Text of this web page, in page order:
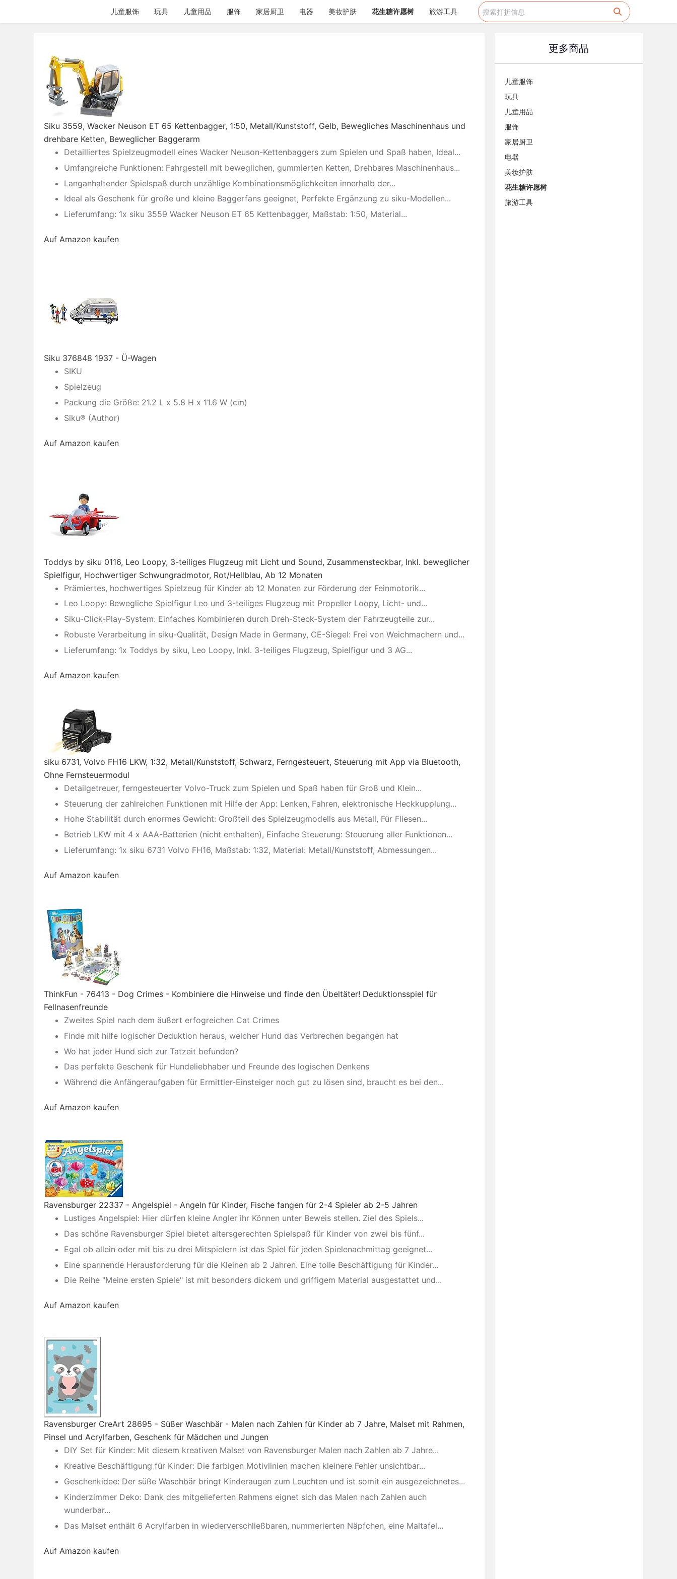
儿童服饰 玩具 儿童用品 服饰 家居厨卫 电器 美妆护肤 花生糖许愿树 旅游工具
Siku 3559, Wacker Neuson ET 65 Kettenbagger, 1:50, Metall/Kunststoff, Gelb, Bewegliches Maschinenhaus und
drehbare Ketten, Beweglicher Baggerarm
Detailliertes Spielzeugmodell eines Wacker Neuson-Kettenbaggers zum Spielen und Spaß haben, Ideal...
Umfangreiche Funktionen: Fahrgestell mit beweglichen, gummierten Ketten, Drehbares Maschinenhaus...
Langanhaltender Spielspaß durch unzählige Kombinationsmöglichkeiten innerhalb der...
Ideal als Geschenk für große und kleine Baggerfans geeignet, Perfekte Ergänzung zu siku-Modellen...
Lieferumfang: 1x siku 3559 Wacker Neuson ET 65 Kettenbagger, Maßstab: 1:50, Material...
Auf Amazon kaufen
Siku 376848 1937 - Ü-Wagen
SIKU
Spielzeug
Packung die Größe: 21.2 L x 5.8 H x 11.6 W (cm)
Siku® (Author)
Auf Amazon kaufen
Toddys by siku 0116, Leo Loopy, 3-teiliges Flugzeug mit Licht und Sound, Zusammensteckbar, Inkl. beweglicher
Spielfigur, Hochwertiger Schwungradmotor, Rot/Hellblau, Ab 12 Monaten
Prämiertes, hochwertiges Spielzeug für Kinder ab 12 Monaten zur Förderung der Feinmotorik...
Leo Loopy: Bewegliche Spielfigur Leo und 3-teiliges Flugzeug mit Propeller Loopy, Licht- und...
Siku-Click-Play-System: Einfaches Kombinieren durch Dreh-Steck-System der Fahrzeugteile zur...
Robuste Verarbeitung in siku-Qualität, Design Made in Germany, CE-Siegel: Frei von Weichmachern und...
Lieferumfang: 1x Toddys by siku, Leo Loopy, Inkl. 3-teiliges Flugzeug, Spielfigur und 3 AG...
Auf Amazon kaufen
siku 6731, Volvo FH16 LKW, 1:32, Metall/Kunststoff, Schwarz, Ferngesteuert, Steuerung mit App via Bluetooth,
Ohne Fernsteuermodul
Detailgetreuer, ferngesteuerter Volvo-Truck zum Spielen und Spaß haben für Groß und Klein...
Steuerung der zahlreichen Funktionen mit Hilfe der App: Lenken, Fahren, elektronische Heckkupplung...
Hohe Stabilität durch enormes Gewicht: Großteil des Spielzeugmodells aus Metall, Für Fliesen...
Betrieb LKW mit 4 x AAA-Batterien (nicht enthalten), Einfache Steuerung: Steuerung aller Funktionen...
Lieferumfang: 1x siku 6731 Volvo FH16, Maßstab: 1:32, Material: Metall/Kunststoff, Abmessungen...
Auf Amazon kaufen
ThinkFun - 76413 - Dog Crimes - Kombiniere die Hinweise und finde den Übeltäter! Deduktionsspiel für
Fellnasenfreunde
Zweites Spiel nach dem äußert erfogreichen Cat Crimes
Finde mit hilfe logischer Deduktion heraus, welcher Hund das Verbrechen begangen hat
Wo hat jeder Hund sich zur Tatzeit befunden?
Das perfekte Geschenk für Hundeliebhaber und Freunde des logischen Denkens
Während die Anfängeraufgaben für Ermittler-Einsteiger noch gut zu lösen sind, braucht es bei den...
Auf Amazon kaufen
Ravensburger 22337 - Angelspiel - Angeln für Kinder, Fische fangen für 2-4 Spieler ab 2-5 Jahren
Lustiges Angelspiel: Hier dürfen kleine Angler ihr Können unter Beweis stellen. Ziel des Spiels...
Das schöne Ravensburger Spiel bietet altersgerechten Spielspaß für Kinder von zwei bis fünf...
Egal ob allein oder mit bis zu drei Mitspielern ist das Spiel für jeden Spielenachmittag geeignet...
Eine spannende Herausforderung für die Kleinen ab 2 Jahren. Eine tolle Beschäftigung für Kinder...
Die Reihe "Meine ersten Spiele" ist mit besonders dickem und griffigem Material ausgestattet und...
Auf Amazon kaufen
Ravensburger CreArt 28695 - Süßer Waschbär - Malen nach Zahlen für Kinder ab 7 Jahre, Malset mit Rahmen,
Pinsel und Acrylfarben, Geschenk für Mädchen und Jungen
DIY Set für Kinder: Mit diesem kreativen Malset von Ravensburger Malen nach Zahlen ab 7 Jahre...
Kreative Beschäftigung für Kinder: Die farbigen Motivlinien machen kleinere Fehler unsichtbar...
Geschenkidee: Der süße Waschbär bringt Kinderaugen zum Leuchten und ist somit ein ausgezeichnetes...
Kinderzimmer Deko: Dank des mitgelieferten Rahmens eignet sich das Malen nach Zahlen auch
wunderbar...
Das Malset enthält 6 Acrylfarben in wiederverschließbaren, nummerierten Näpfchen, eine Maltafel...
Auf Amazon kaufen
更多商品
儿童服饰
玩具
儿童用品
服饰
家居厨卫
电器
美妆护肤
花生糖许愿树
旅游工具